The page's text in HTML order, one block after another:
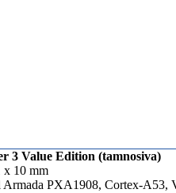
3 Value Edition (tamnosiva)
x 10 mm
Armada PXA1908, Cortex-A53,